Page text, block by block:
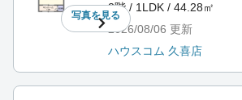
写真を見る
2階 / 1LDK / 44.28㎡
2026/08/06 更新
ハウスコム 久喜店